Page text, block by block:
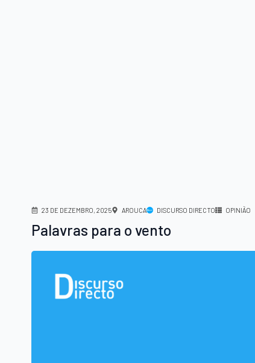
23 DE DEZEMBRO, 2025 AROUCA DISCURSO DIRECTO OPINIÃO
Palavras para o vento